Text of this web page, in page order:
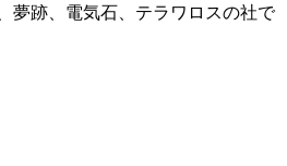
夢跡、電気石、テラワロスの社で